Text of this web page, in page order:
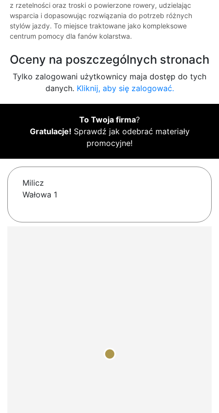
z rzetelności oraz troski o powierzone rowery, udzielając
wsparcia i dopasowując rozwiązania do potrzeb różnych
stylów jazdy. To miejsce traktowane jako kompleksowe
centrum pomocy dla fanów kolarstwa.
Oceny na poszczególnych stronach
Tylko zalogowani użytkownicy maja dostęp do tych
danych. Kliknij, aby się zalogować.
To Twoja firma?
Gratulacje! Sprawdź jak odebrać materiały
promocyjne!
Milicz
Wałowa 1